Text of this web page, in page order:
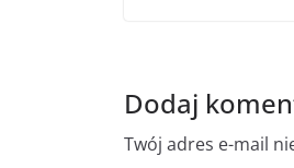
Dodaj
Twój adres e-mail